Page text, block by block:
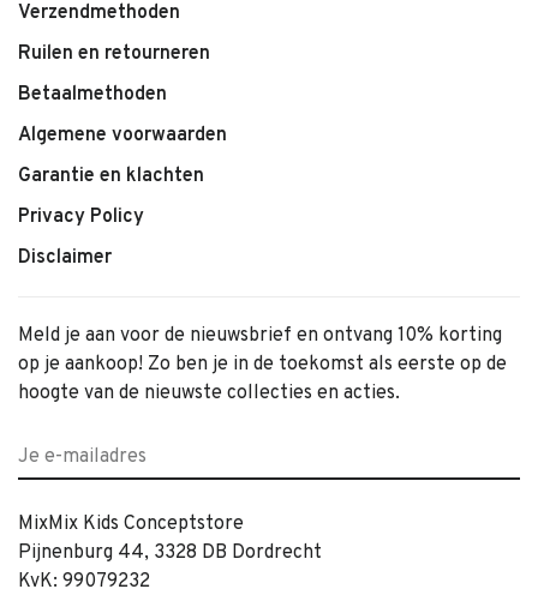
Verzendmethoden
Ruilen en retourneren
Betaalmethoden
Algemene voorwaarden
Garantie en klachten
Privacy Policy
Disclaimer
Meld je aan voor de nieuwsbrief en ontvang 10% korting
op je aankoop! Zo ben je in de toekomst als eerste op de
hoogte van de nieuwste collecties en acties.
MixMix Kids Conceptstore
Pijnenburg 44, 3328 DB Dordrecht
KvK: 99079232